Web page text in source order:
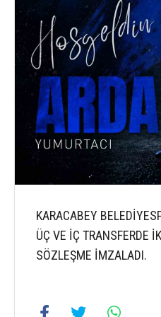
KARACABEY
ÜÇ VE İÇ TRANSFERDE
SÖZLEŞME İMZALADI.